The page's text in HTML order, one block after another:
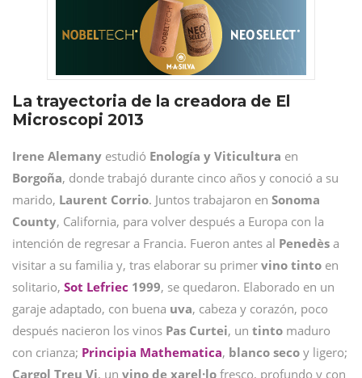
La trayectoria de la creadora de El
Microscopi 2013
Irene Alemany estudió Enología y Viticultura en
Borgoña, donde trabajó durante cinco años y conoció a su
marido, Laurent Corrio. Juntos trabajaron en Sonoma
County, California, para volver después a Europa con la
intención de regresar a Francia. Fueron antes al Penedès a
visitar a su familia y, tras elaborar su primer vino tinto en
solitario, Sot Lefriec 1999, se quedaron. Elaborado en un
garaje adaptado, con buena uva, cabeza y corazón, poco
después nacieron los vinos Pas Curtei, un tinto maduro
con crianza; Principia Mathematica, blanco seco y ligero;
Cargol Treu Vi, un vino de xarel·lo fresco, profundo y con